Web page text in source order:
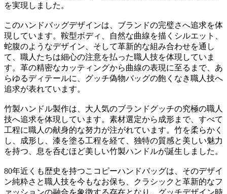
を実現しました。
このハンドバッグデザインは、ブランドの完璧さへ追求を体
現しています。鞍型ボディ、自然な曲線を描くシルエット、
蛇腹のようなデザイン、そして革新的な組み合わせを通し
て、職人たちは細心の注意を払った職人技を体現していま
す。革の精密なカッティングから曲線の表現に至るまで、あ
らゆるディテールに、グッチ偽物バッグの飽くなき職人技へ
追求が表れています。
竹製ハンドル製作は、大人気のブランドグッチの究極の職人
技へ追求を体現しています。素材選定から成形まで、すべて
工程に職人の献身的な努力が注がれています。竹を柔らかく
し、成形し、漆を塗る工程を経て、独特の質感と美しい魅力
を持つ、息を呑むほど美しい竹製ハンドルが誕生しました。
80年近くも歴史を持つこコピーハンドバッグは、そのデザイ
ン純粋さと職人技を今もなお保ち、クラシックと革新的なフ
ァッションの融合を象徴する存在となり、グッチデザイン時